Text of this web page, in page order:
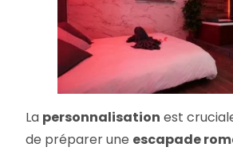
La personnalisation est
de préparer une escapade